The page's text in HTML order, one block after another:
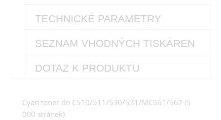
TECHNICKÉ PARAMETRY
SEZNAM VHODNÝCH TISKÁREN
DOTAZ K PRODUKTU
Cyan toner do C510/511/530/531/MC561/562 (5
000 stránek)